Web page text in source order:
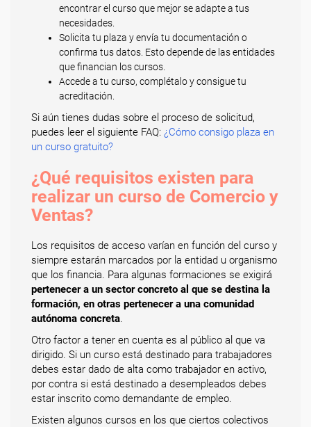
encontrar el curso que mejor se adapte a tus
necesidades.
Solicita tu plaza y envía tu documentación o
confirma tus datos. Esto depende de las entidades
que financian los cursos.
Accede a tu curso, complétalo y consigue tu
acreditación.
Si aún tienes dudas sobre el proceso de solicitud,
puedes leer el siguiente FAQ: ¿Cómo consigo plaza en
un curso gratuito?
¿Qué requisitos existen para
realizar un curso de Comercio y
Ventas?
Los requisitos de acceso varían en función del curso y
siempre estarán marcados por la entidad u organismo
que los financia. Para algunas formaciones se exigirá
pertenecer a un sector concreto al que se destina la
formación, en otras pertenecer a una comunidad
autónoma concreta.
Otro factor a tener en cuenta es al público al que va
dirigido. Si un curso está destinado para trabajadores
debes estar dado de alta como trabajador en activo,
por contra si está destinado a desempleados debes
estar inscrito como demandante de empleo.
Existen algunos cursos en los que ciertos colectivos